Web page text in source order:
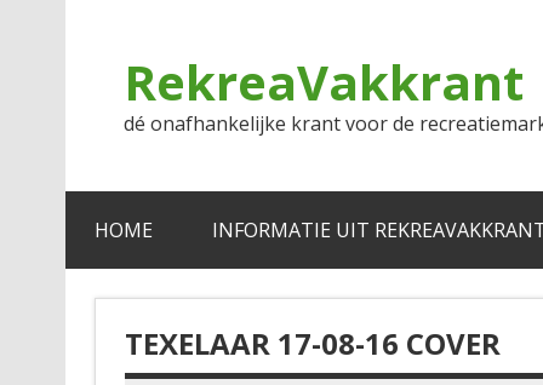
RekreaVakkrant
dé onafhankelijke krant voor de
HOME INFORMATIE UIT
TEXELAAR 17-08-16 COVER